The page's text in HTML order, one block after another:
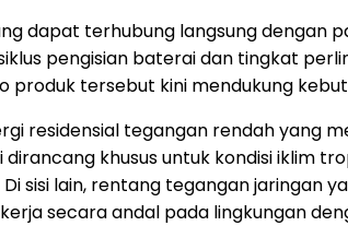
dapat terhubung langsung
pengisian baterai dan tingkat
tersebut kini mendukung
residensial tegangan rendah yang
khusus untuk kondisi iklim
sisi lain, rentang tegangan jaringan
secara andal pada lingkungan